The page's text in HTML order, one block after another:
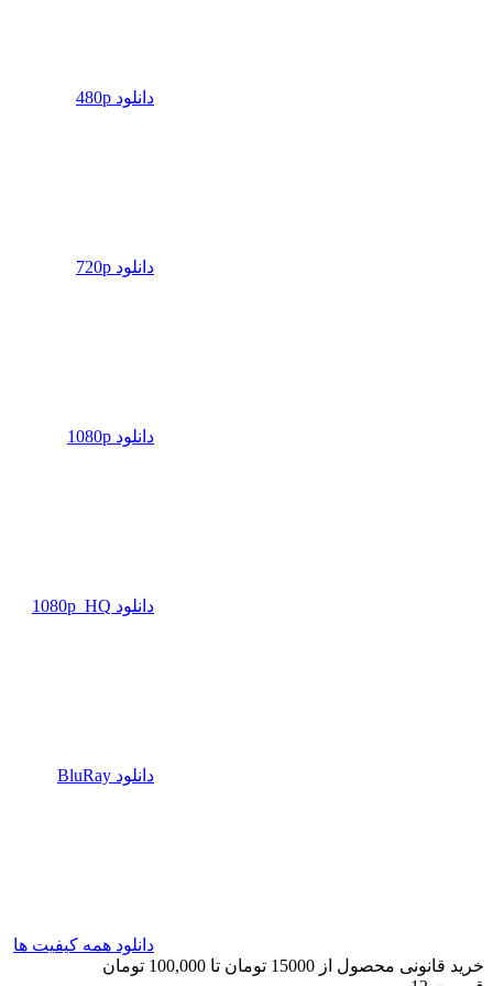
دانلود 480p
دانلود 720p
دانلود 1080p
دانلود 1080p_HQ
دانلود BluRay
دانلود همه کیفیت ها
خرید قانونی محصول از 15000 تومان تا 100,000 تومان